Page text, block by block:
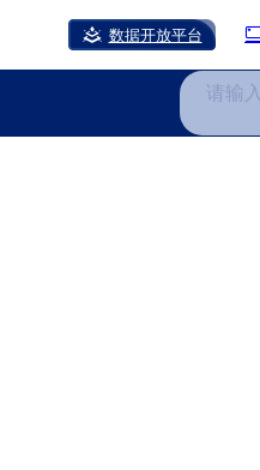
数据开放平台
请输